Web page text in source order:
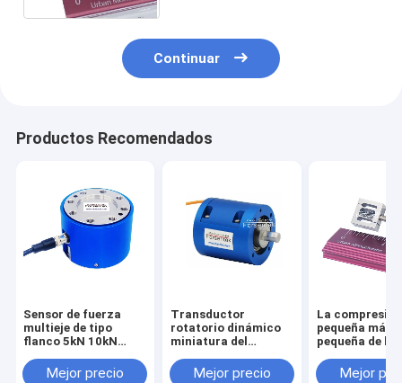
Continuar
Productos Recomendados
Sensor de fuerza
multieje de tipo
flanco 5kN 10kN
100kN Célula de
Mejor precio
Transductor
rotatorio dinámico
miniatura del
del sensor 1NM 2NM
Mejor precio
La
pequeña más
pequeña de la
la fuerza del
Mejor